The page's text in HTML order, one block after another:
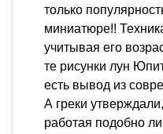
только
миниатюре!!
учитывая его
те рисунки лун
есть вывод из
А греки
работая подобно